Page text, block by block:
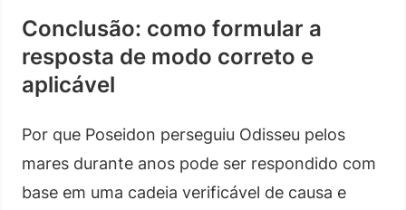
Conclusão: como formular a
resposta de modo correto e
aplicável
Por que Poseidon perseguiu Odisseu pelos
mares durante anos pode ser respondido com
base em uma cadeia verificável de causa e